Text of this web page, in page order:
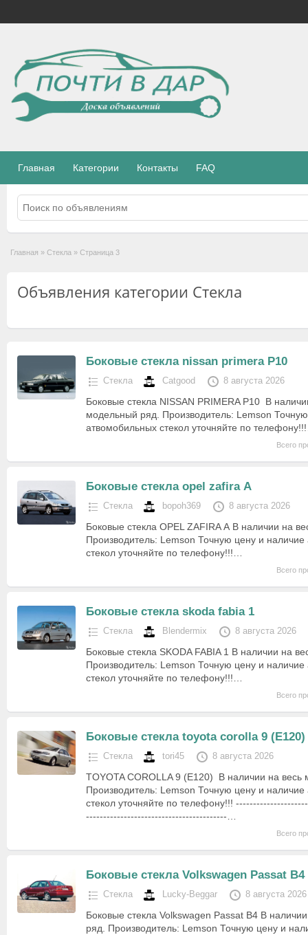
Главная Категории Контакты FAQ
Главная » Стекла » Страница 3
Объявления категории Стекла
Боковые стекла nissan primera P10
Стекла Catgood 8 августа 2026
Боковые стекла NISSAN PRIMERA P10 В
модельный ряд. Производитель: Lemson
атвомобильных стекол уточняйте по
Всего
Боковые стекла opel zafira А
Стекла bopoh369 8 августа 2026
Боковые стекла OPEL ZAFIRA А В наличии на
Производитель: Lemson Точную цену и
стекол уточняйте по телефону!!!…
Всего
Боковые стекла skoda fabia 1
Стекла Blendermix 8 августа 2026
Боковые стекла SKODA FABIA 1 В наличии на
Производитель: Lemson Точную цену и
стекол уточняйте по телефону!!!…
Всего
Боковые стекла toyota corolla 9 (E120)
Стекла tori45 8 августа 2026
TOYOTA COROLLA 9 (E120) В наличии на весь
Производитель: Lemson Точную цену и
стекол уточняйте по телефону!!!
-----------------------------------------…
Всего
Боковые стекла Volkswagen Passat B4
Стекла Lucky-Beggar 8 августа 2026
Боковые стекла Volkswagen Passat B4 В
ряд. Производитель: Lemson Точную цену и